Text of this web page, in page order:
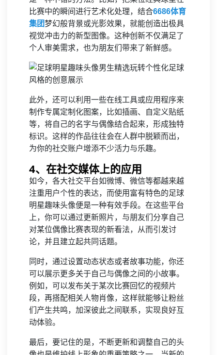
比赛中的瞬间进行艺术化处理，结合6686体育
集团梦幻般背景或光影效果，就能创造出极具
视觉冲击力的新型图像。这种创新不仅满足了
个人审美需求，也为朋友们带来了新鲜感。
此外，还可以利用一些在线工具或应用程序来
制作专属定制化图案，比如插画、自定义贴纸
等，将自己的名字与偶像结合起来，形成独特
标识。这样的作品往往会在人群中脱颖而出，
为你的社交账户增添不少活力与乐趣。
4、在社交媒体上的应用
如今，各大社交平台如微博、微信等都越来越
注重用户个性的表达，而使用富有特色的足球
明星趣味头像便是一种有效手段。在这些平台
上，你可以通过更新照片，与朋友们分享自己
对某位偶像比赛表现的新看法，从而引发讨
论，并且建立起共同话题。
同时，通过设置动态状态或者故事功能，你还
可以展示更多关于自己与偶像之间的小故事。
例如，可以发布关于某次比赛回忆的视频片
段，再搭配相关人物肖像，这样就能够让粉丝
们产生共鸣，加深彼此之间联系，实现良好互
动体验。
最后，要记住的是，不断更新和调整自己的头